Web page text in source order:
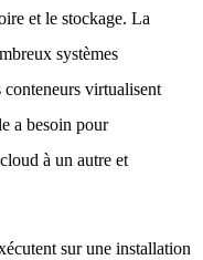
et le stockage. La
systèmes
virtualisent
a besoin pour
à un autre et
sur une installation